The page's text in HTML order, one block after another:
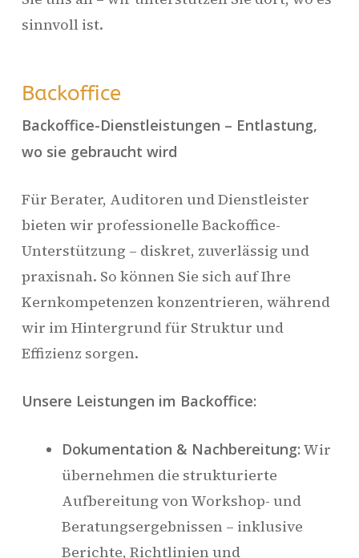
sinnvoll ist.
Backoffice
Backoffice-Dienstleistungen – Entlastung,
wo sie gebraucht wird
Für Berater, Auditoren und Dienstleister
bieten wir professionelle Backoffice-
Unterstützung – diskret, zuverlässig und
praxisnah. So können Sie sich auf Ihre
Kernkompetenzen konzentrieren, während
wir im Hintergrund für Struktur und
Effizienz sorgen.
Unsere Leistungen im Backoffice:
Dokumentation & Nachbereitung: Wir
übernehmen die strukturierte
Aufbereitung von Workshop- und
Beratungsergebnissen – inklusive
Berichte, Richtlinien und